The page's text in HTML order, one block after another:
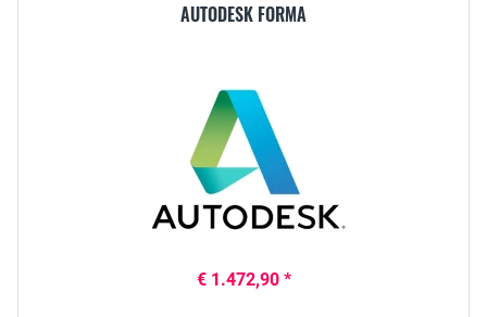
AUTODESK FORMA
€ 1.472,90 *